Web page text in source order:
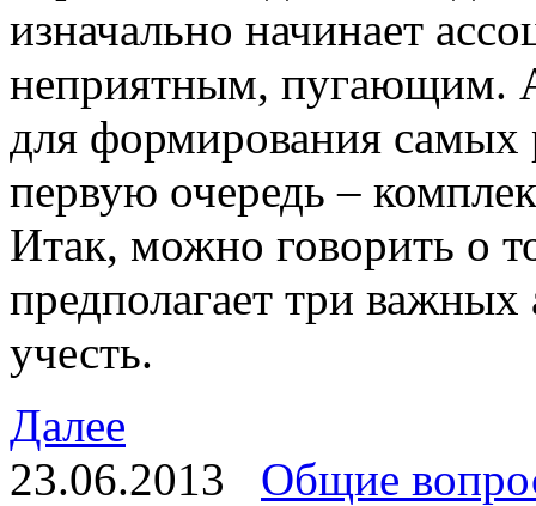
изначально начинает
неприятным, пугающим.
для формирования самых
первую очередь –
Итак, можно говорить о
предполагает три
учесть.
Далее
23.06.2013
Общие